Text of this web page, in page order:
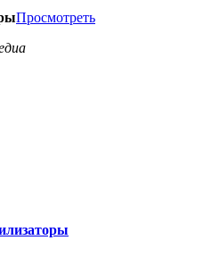
Просмотреть